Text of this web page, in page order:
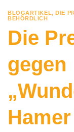
BLOGARTIKEL, DIE
BEHÖRDLICH
Die
gegen